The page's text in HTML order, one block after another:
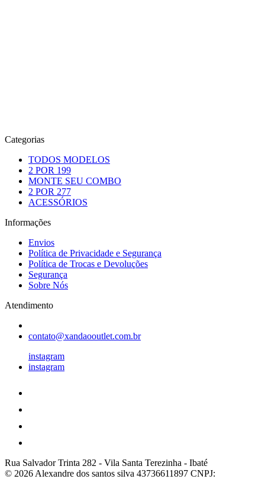
Categorias
TODOS MODELOS
2 POR 199
MONTE SEU COMBO
2 POR 277
ACESSÓRIOS
Informações
Envios
Política de Privacidade e Segurança
Política de Trocas e Devoluções
Segurança
Sobre Nós
Atendimento
contato@xandaooutlet.com.br
instagram
instagram
Rua Salvador Trinta 282 - Vila Santa Terezinha - Ibaté
© 2026 Alexandre dos santos silva 43736611897 CNPJ: